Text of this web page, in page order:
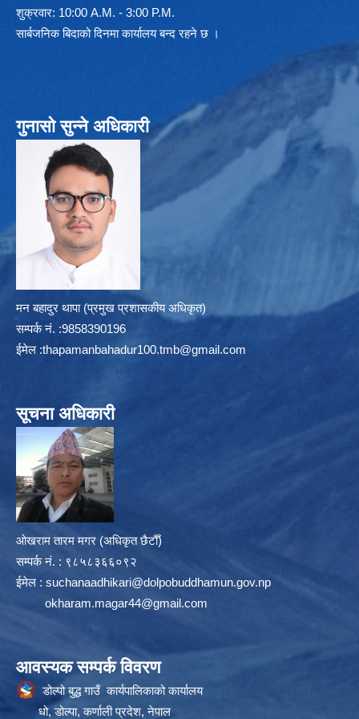
शुक्रवार: 10:00 A.M. - 3:00 P.M.
सार्बजनिक बिदाको दिनमा कार्यालय बन्द रहने छ ।
गुनासो सुन्ने अधिकारी
मन बहादुर थापा (प्रमुख प्रशासकीय अधिकृत)
सम्पर्क न‌ं. :9858390196
ईमेल :thapamanbahadur100.tmb@gmail.com
सूचना अधिकारी
ओखराम तारम मगर (अधिकृत छैटौँ)
सम्पर्क न‌ं. : ९८५८३६६०९२
ईमेल : suchanaadhikari@dolpobuddhamun.gov.np
okharam.magar44@gmail.com
आवस्यक सम्पर्क विवरण
डोल्पो बुद्ध गाउँ कार्यपालिकाको कार्यालय
धो, डोल्पा, कर्णाली प्रदेश, नेपाल